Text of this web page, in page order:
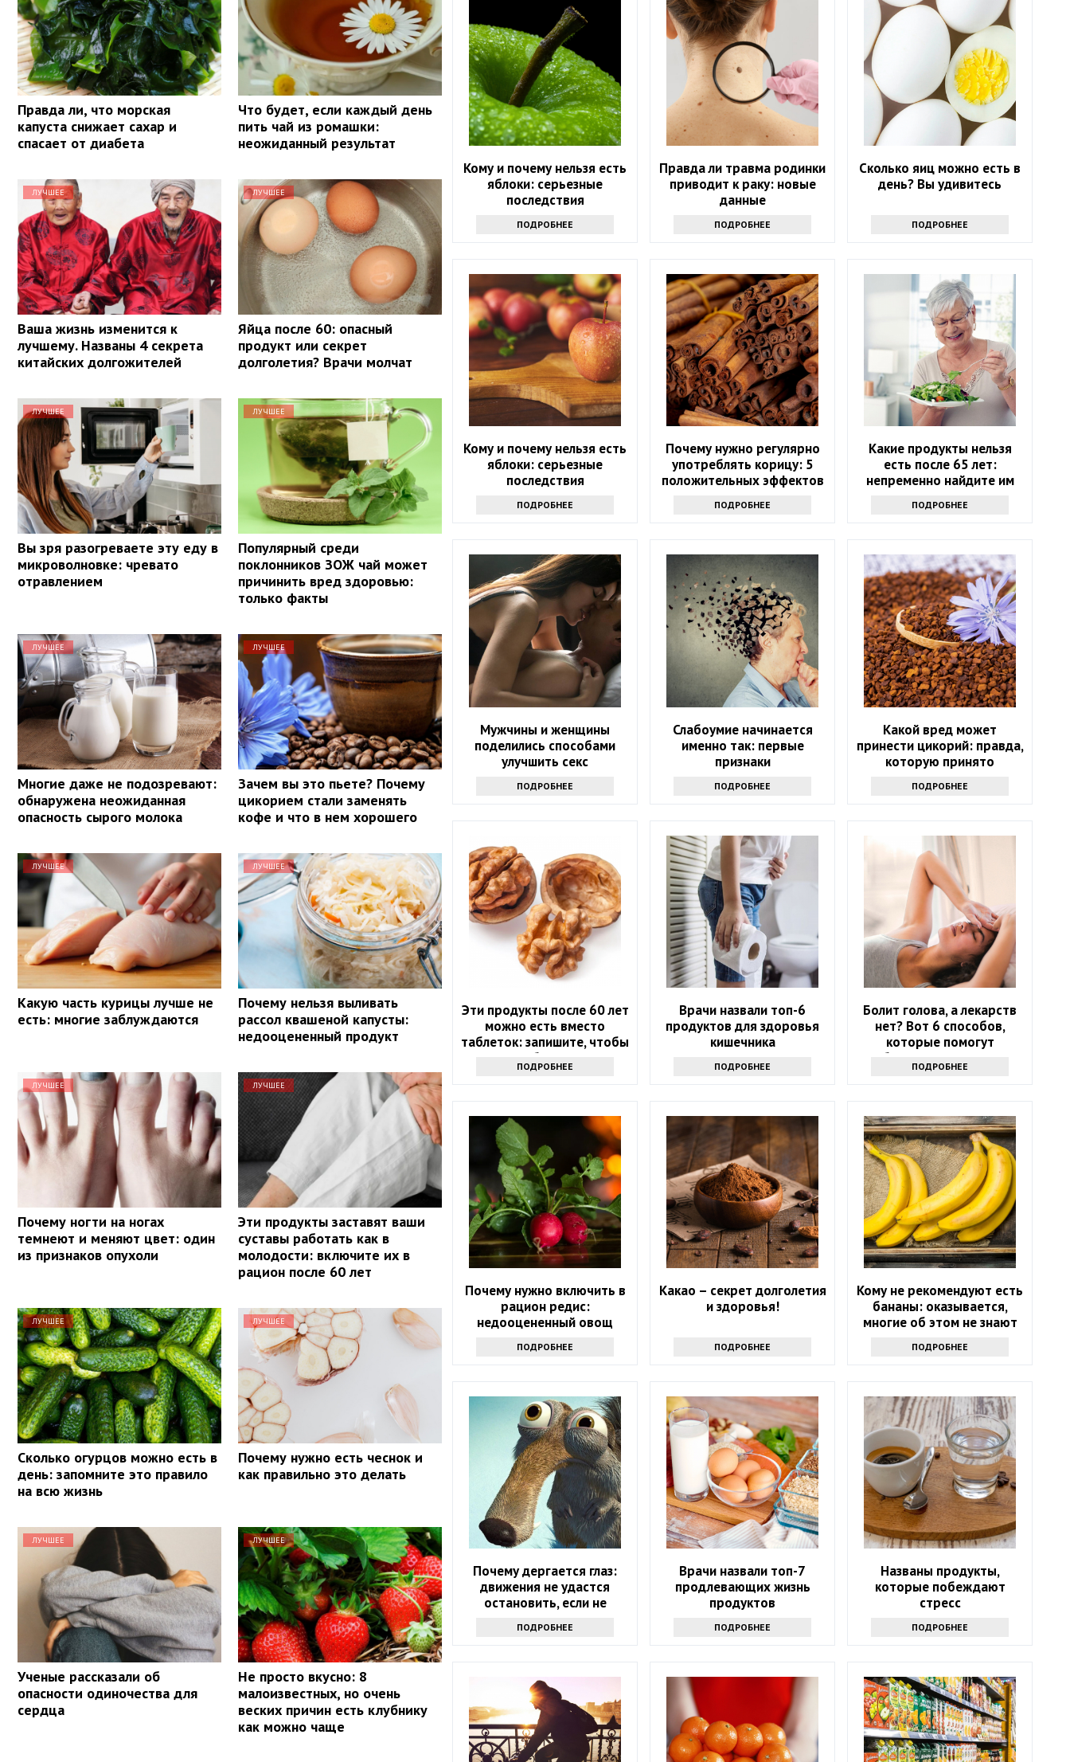
Правда ли, что морская
капуста снижает сахар и
спасает от диабета
Что будет, если каждый день
пить чай из ромашки:
неожиданный результат
ЛУЧШЕЕ
Ваша жизнь изменится к
лучшему. Названы 4 секрета
китайских долгожителей
ЛУЧШЕЕ
Яйца после 60: опасный
продукт или секрет
долголетия? Врачи молчат
ЛУЧШЕЕ
Вы зря разогреваете эту еду в
микроволновке: чревато
отравлением
ЛУЧШЕЕ
Популярный среди
поклонников ЗОЖ чай может
причинить вред здоровью:
только факты
ЛУЧШЕЕ
Многие даже не подозревают:
обнаружена неожиданная
опасность сырого молока
ЛУЧШЕЕ
Зачем вы это пьете? Почему
цикорием стали заменять
кофе и что в нем хорошего
ЛУЧШЕЕ
Какую часть курицы лучше не
есть: многие заблуждаются
ЛУЧШЕЕ
Почему нельзя выливать
рассол квашеной капусты:
недооцененный продукт
ЛУЧШЕЕ
Почему ногти на ногах
темнеют и меняют цвет: один
из признаков опухоли
ЛУЧШЕЕ
Эти продукты заставят ваши
суставы работать как в
молодости: включите их в
рацион после 60 лет
ЛУЧШЕЕ
Сколько огурцов можно есть в
день: запомните это правило
на всю жизнь
ЛУЧШЕЕ
Почему нужно есть чеснок и
как правильно это делать
ЛУЧШЕЕ
Ученые рассказали об
опасности одиночества для
сердца
ЛУЧШЕЕ
Не просто вкусно: 8
малоизвестных, но очень
веских причин есть клубнику
как можно чаще
Кому и почему нельзя есть
яблоки: серьезные
последствия
ПОДРОБНЕЕ
Правда ли травма родинки
приводит к раку: новые
данные
ПОДРОБНЕЕ
Сколько яиц можно есть в
день? Вы удивитесь
ПОДРОБНЕЕ
Кому и почему нельзя есть
яблоки: серьезные
последствия
ПОДРОБНЕЕ
Почему нужно регулярно
употреблять корицу: 5
положительных эффектов
ПОДРОБНЕЕ
Какие продукты нельзя
есть после 65 лет:
непременно найдите им
ПОДРОБНЕЕ
Мужчины и женщины
поделились способами
улучшить секс
ПОДРОБНЕЕ
Слабоумие начинается
именно так: первые
признаки
ПОДРОБНЕЕ
Какой вред может
принести цикорий: правда,
которую принято
ПОДРОБНЕЕ
Эти продукты после 60 лет
можно есть вместо
таблеток: запишите, чтобы
не болеть
ПОДРОБНЕЕ
Врачи назвали топ-6
продуктов для здоровья
кишечника
ПОДРОБНЕЕ
Болит голова, а лекарств
нет? Вот 6 способов,
которые помогут
избавиться от напасти
ПОДРОБНЕЕ
Почему нужно включить в
рацион редис:
недооцененный овощ
ПОДРОБНЕЕ
Какао – секрет долголетия
и здоровья!
ПОДРОБНЕЕ
Кому не рекомендуют есть
бананы: оказывается,
многие об этом не знают
ПОДРОБНЕЕ
Почему дергается глаз:
движения не удастся
остановить, если не
ПОДРОБНЕЕ
Врачи назвали топ-7
продлевающих жизнь
продуктов
ПОДРОБНЕЕ
Названы продукты,
которые побеждают
стресс
ПОДРОБНЕЕ